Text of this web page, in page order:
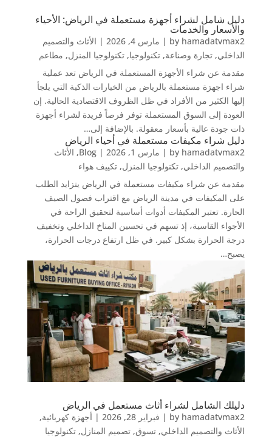
دليل شامل لشراء أجهزة مستعملة في الرياض: الأحياء
والأسعار والخدمات
by hamadatvmax2
| مارس 4, 2026 | الأثاث والتصميم
الداخلي, تجارة وصناعة, تكنولوجيا, تكنولوجيا المنزل, مطاعم
مقدمة عن شراء الأجهزة المستعملة في الرياض تعد عملية
شراء اجهزة مستعملة بالرياض من الخيارات الذكية التي يلجأ
إليها الكثير من الأفراد في ظل الظروف الاقتصادية الحالية. إن
العودة إلى السوق المستعملة توفر فرصاً فريدة لشراء أجهزة
ذات جودة عالية بأسعار معقولة. بالإضافة إلى…
دليل شراء مكيفات مستعملة في أحياء الرياض
by hamadatvmax2
| مارس 1, 2026 |
Blog
, الأثاث
والتصميم الداخلي, تكنولوجيا المنزل, تكييف هواء
مقدمة عن شراء مكيفات مستعملة في الرياض يتزايد الطلب
على المكيفات في مدينة الرياض مع اقتراب فصول الصيف
الحارة. تعتبر المكيفات أدوات أساسية لتحقيق الراحة في
الأجواء القاسية، إذ تسهم في تحسين المناخ الداخلي وتخفيف
درجة الحرارة بشكل كبير. في ظل ارتفاع درجات الحرارة،
يصبح…
دليلك الشامل لشراء أثاث مستعمل في الرياض
by hamadatvmax2
| فبراير 28, 2026 | أجهزة كهربائية,
الأثاث والتصميم الداخلي, تسوق, تصميم المنازل, تكنولوجيا